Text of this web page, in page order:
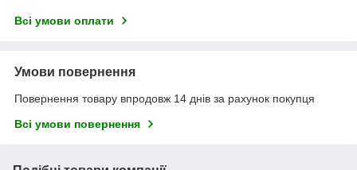
Всі умови оплати
Умови повернення
Повернення товару впродовж 14 днів за рахунок покупця
Всі умови повернення